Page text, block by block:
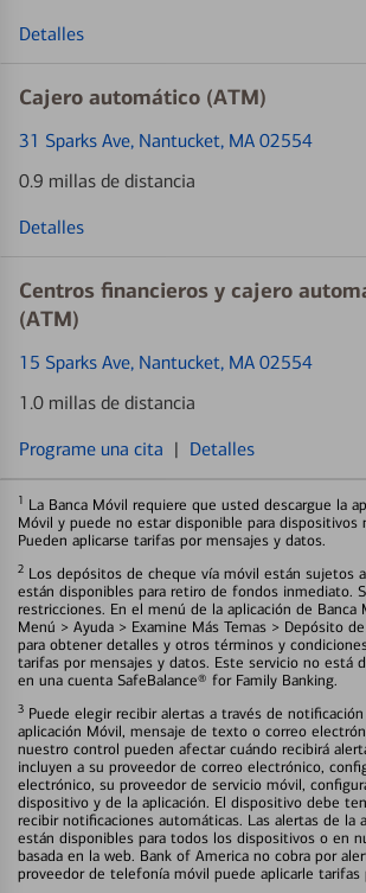
Detalles
Cajero automático (ATM)
31 Sparks Ave, Nantucket, MA 02554
0.9 millas de distancia
Detalles
Centros financieros y cajero
(ATM)
15 Sparks Ave, Nantucket, MA 02554
1.0 millas de distancia
Programe una cita | Detalles
1 La Banca Móvil requiere que usted descargue la
Móvil y puede no estar disponible para dispositivos
Pueden aplicarse tarifas por mensajes y datos.
2 Los depósitos de cheque vía móvil están sujetos
están disponibles para retiro de fondos inmediato.
restricciones. En el menú de la aplicación de Banca
Menú > Ayuda > Examine Más Temas > Depósito
para obtener detalles y otros términos y
tarifas por mensajes y datos. Este servicio no está
en una cuenta SafeBalance® for Family Banking.
3 Puede elegir recibir alertas a través de
aplicación Móvil, mensaje de texto o correo
nuestro control pueden afectar cuándo recibirá
incluyen a su proveedor de correo electrónico,
electrónico, su proveedor de servicio móvil,
dispositivo y de la aplicación. El dispositivo debe
recibir notificaciones automáticas. Las alertas de la
están disponibles para todos los dispositivos o en
basada en la web. Bank of America no cobra por
proveedor de telefonía móvil puede aplicarle tarifas